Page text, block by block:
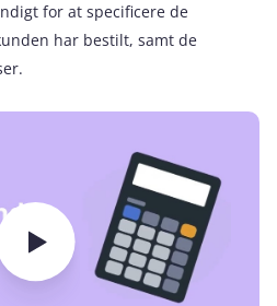
for at specificere de
har bestilt, samt de